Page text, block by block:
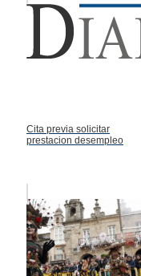
Cita previa solicitar
prestacion desempleo